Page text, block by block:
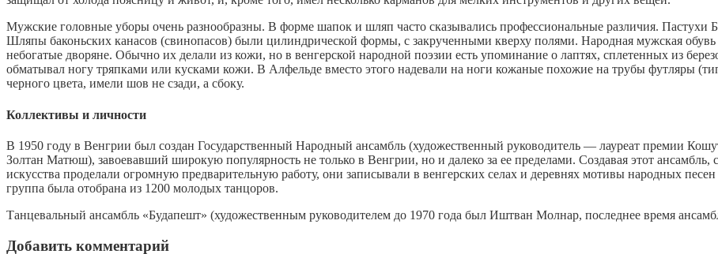
Мужские головные уборы очень разнообразны. В форме шапок и шляп часто сказывались профессиональные различия.
Шляпы баконьских канасов (свинопасов) были цилиндрической формы, с закрученными кверху полями. Народная мужская
небогатые дворяне. Обычно их делали из кожи, но в венгерской народной поэзии есть упоминание о лаптях, сплетенных из
обматывал ногу тряпками или кусками кожи. В Алфельде вместо этого надевали на ноги кожаные похожие на трубы футляры
черного цвета, имели шов не сзади, а сбоку.
Коллективы и личности
В 1950 году в Венгрии был создан Государственный Народный ансамбль (художественный руководитель — лауреат премии
Золтан Матюш), завоевавший широкую популярность не только в Венгрии, но и далеко за ее пределами. Создавая этот ансамбль,
искусства проделали огромную предварительную работу, они записывали в венгерских селах и деревнях мотивы народных
группа была отобрана из 1200 молодых танцоров.
Танцевальный ансамбль «Будапешт» (художественным руководителем до 1970 года был Иштван Молнар, последнее время
Добавить комментарий